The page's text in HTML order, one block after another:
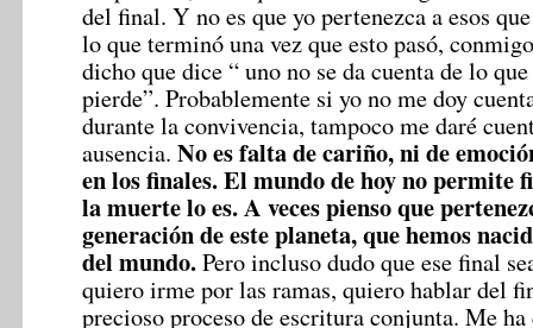
del final. Y no es que yo pertenezca a esos
lo que terminó una vez que esto pasó,
dicho que dice “ uno no se da cuenta de lo
pierde”. Probablemente si yo no me doy
durante la convivencia, tampoco me daré
ausencia. No es falta de cariño, ni de
en los finales. El mundo de hoy no permite
la muerte lo es. A veces pienso que
generación de este planeta, que hemos
del mundo.Pero incluso dudo que ese final
quiero irme por las ramas, quiero hablar del
precioso proceso de escritura conjunta. Me